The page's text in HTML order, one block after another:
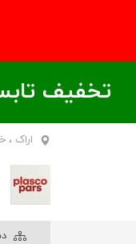
تخفیف تابستان
اراک ،